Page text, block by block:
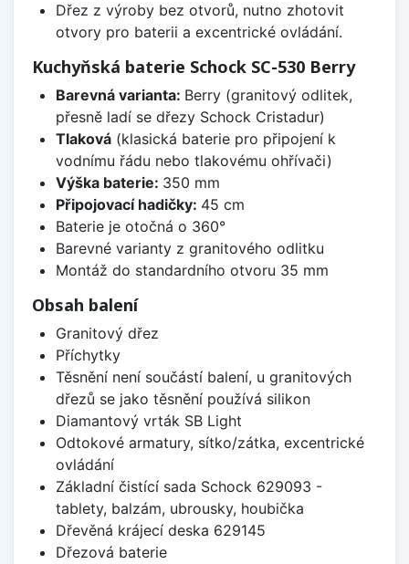
Dřez z výroby bez otvorů, nutno zhotovit
otvory pro baterii a excentrické ovládání.
Kuchyňská baterie Schock SC-530 Berry
Barevná varianta: Berry (granitový odlitek,
přesně ladí se dřezy Schock Cristadur)
Tlaková(klasická baterie pro připojení k
vodnímu řádu nebo tlakovému ohřívači)
Výška baterie: 350 mm
Připojovací hadičky: 45 cm
Baterie je otočná o 360°
Barevné varianty z granitového odlitku
Montáž do standardního otvoru 35 mm
Obsah balení
Granitový dřez
Příchytky
Těsnění není součástí balení, u granitových
dřezů se jako těsnění používá silikon
Diamantový vrták SB Light
Odtokové armatury, sítko/zátka, excentrické
ovládání
Základní čistící sada Schock 629093 -
tablety, balzám, ubrousky, houbička
Dřevěná krájecí deska 629145
Dřezová baterie